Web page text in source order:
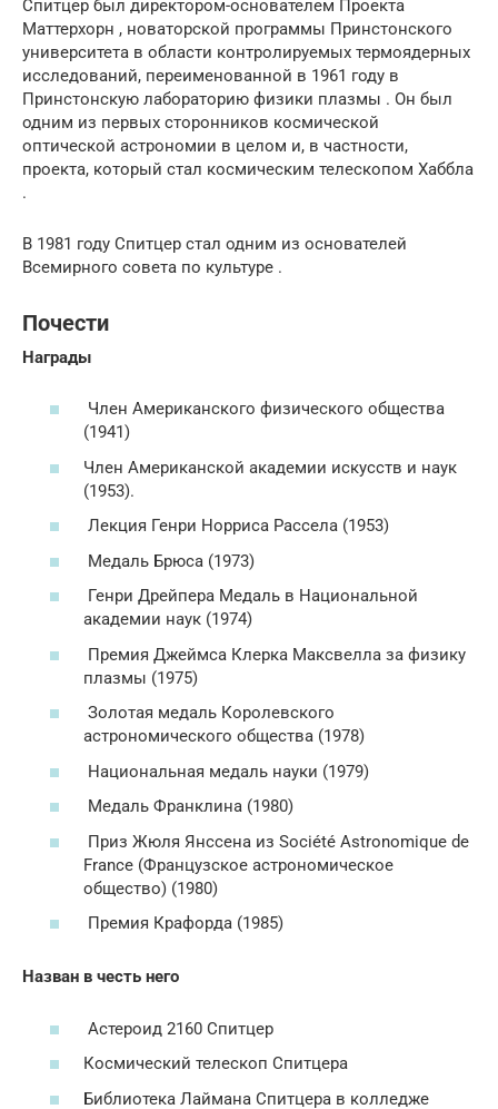
Спитцер был директором-основателем Проекта
Маттерхорн , новаторской программы Принстонского
университета в области контролируемых термоядерных
исследований, переименованной в 1961 году в
Принстонскую лабораторию физики плазмы . Он был
одним из первых сторонников космической
оптической астрономии в целом и, в частности,
проекта, который стал космическим телескопом Хаббла
.
В 1981 году Спитцер стал одним из основателей
Всемирного совета по культуре .
Почести
Награды
Член Американского физического общества
(1941)
Член Американской академии искусств и наук
(1953).
Лекция Генри Норриса Рассела (1953)
Медаль Брюса (1973)
Генри Дрейпера Медаль в Национальной
академии наук (1974)
Премия Джеймса Клерка Максвелла за физику
плазмы (1975)
Золотая медаль Королевского
астрономического общества (1978)
Национальная медаль науки (1979)
Медаль Франклина (1980)
Приз Жюля Янссена из Société Astronomique de
France (Французское астрономическое
общество) (1980)
Премия Крафорда (1985)
Назван в честь него
Астероид 2160 Спитцер
Космический телескоп Спитцера
Библиотека Лаймана Спитцера в колледже